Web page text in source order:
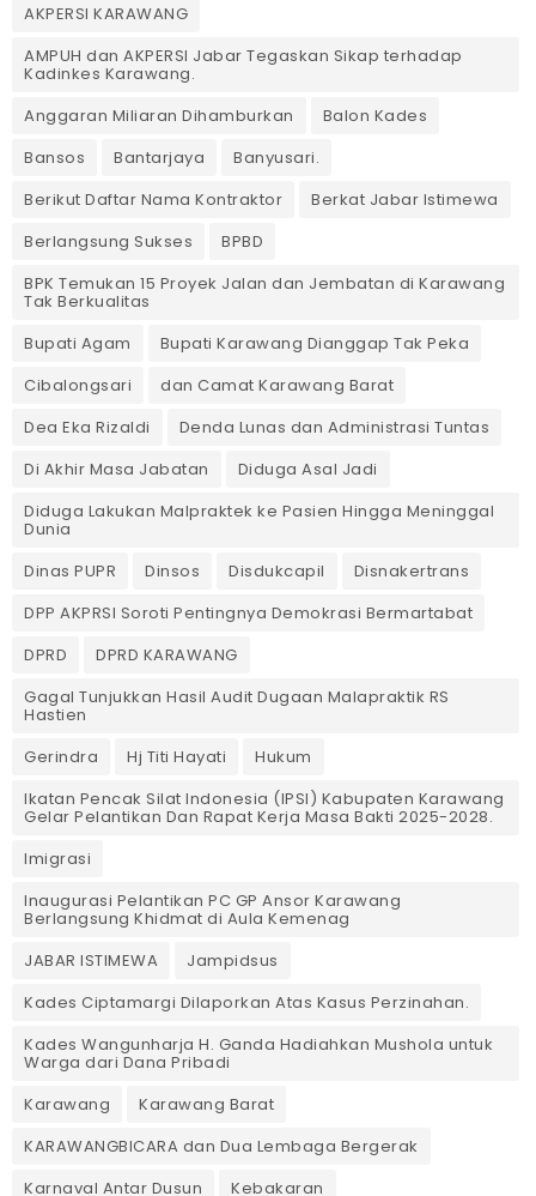
AKPERSI KARAWANG
AMPUH dan AKPERSI Jabar Tegaskan Sikap terhadap
Kadinkes Karawang.
Anggaran Miliaran Dihamburkan
Balon Kades
Bansos
Bantarjaya
Banyusari.
Berikut Daftar Nama Kontraktor
Berkat Jabar Istimewa
Berlangsung Sukses
BPBD
BPK Temukan 15 Proyek Jalan dan Jembatan di Karawang
Tak Berkualitas
Bupati Agam
Bupati Karawang Dianggap Tak Peka
Cibalongsari
dan Camat Karawang Barat
Dea Eka Rizaldi
Denda Lunas dan Administrasi Tuntas
‎Di Akhir Masa Jabatan
Diduga Asal Jadi
Diduga Lakukan Malpraktek ke Pasien Hingga Meninggal
Dunia
Dinas PUPR
Dinsos Disdukcapil
Disnakertrans
DPP AKPRSI Soroti Pentingnya Demokrasi Bermartabat
DPRD
DPRD KARAWANG
Gagal Tunjukkan Hasil Audit Dugaan Malapraktik RS
Hastien
Gerindra
Hj Titi Hayati
Hukum
Ikatan Pencak Silat Indonesia (IPSI) Kabupaten Karawang
Gelar Pelantikan Dan Rapat Kerja Masa Bakti 2025-2028.
Imigrasi
Inaugurasi Pelantikan PC GP Ansor Karawang
Berlangsung Khidmat di Aula Kemenag
JABAR ISTIMEWA
Jampidsus
Kades Ciptamargi Dilaporkan Atas Kasus Perzinahan.
Kades Wangunharja H. Ganda Hadiahkan Mushola untuk
Warga dari Dana Pribadi ‎
Karawang
Karawang Barat
KARAWANGBICARA dan Dua Lembaga Bergerak
Karnaval Antar Dusun
Kebakaran